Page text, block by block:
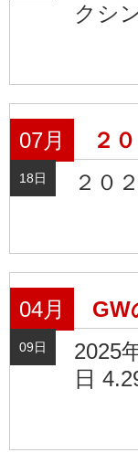
クシ
07月 ２
18日 ２０
04月 GW
09日
2025
日